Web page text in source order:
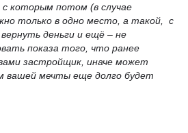
с которым потом (в случае
только в одно место, а такой, с
деньги и ещё – не
показа того, что ранее
застройщик, иначе может
вашей мечты еще долго будет